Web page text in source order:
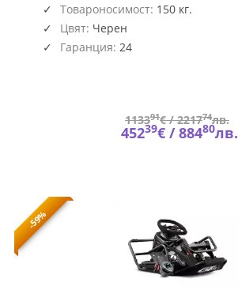
Товароносимост: 150 кг.
Цвят: Черен
Гаранция: 24
113391€ /221774лв.
45239€ /88480лв.
-59%